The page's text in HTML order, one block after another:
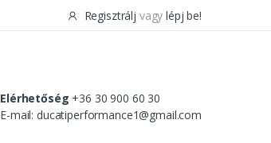
Regisztrálj vagy lépj be!
Elérhetőség +36 30 900 60 30
E-mail:ducatiperformance1@gmail.com